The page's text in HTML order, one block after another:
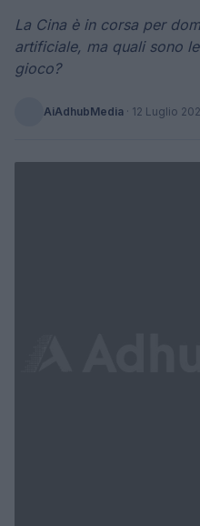
La Cina è in corsa per
artificiale, ma quali sono
gioco?
AiAdhubMedia · 12 Luglio